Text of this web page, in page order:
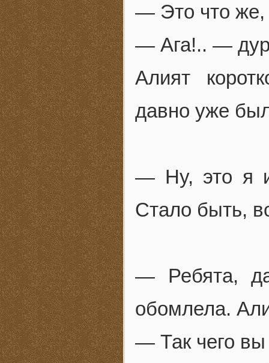
— Это что же,
— Ага!.. —
Алият
давно уже
— Ну, это я
Стало быть,
— Ребята,
обомлела.
— Так чего вы